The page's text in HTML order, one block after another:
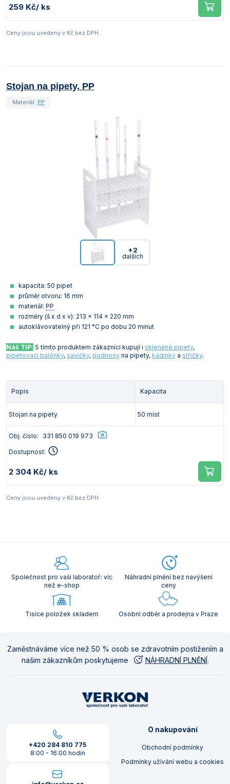
259 Kč/ ks
Ceny jsou uvedeny v Kč bez DPH.
Stojan na pipety, PP
+2
dalších
Materiál: PP
kapacita: 50 pipet
průměr otvoru: 16 mm
materiál: PP
rozměry (š x d x v): 213 x 114 x 220 mm
autoklávovatelný při 121 °C po dobu 20 minut
Náš TIP: S tímto produktem zákazníci kupují i skleněné pipety,
pipetovací balónky, savičky, podnosy na pipety, kádinky a střičky.
Popis Kapacita
Stojan na pipety 50 míst
Obj. číslo: 331 850 019 973
Dostupnost:
2 304 Kč/ ks
Ceny jsou uvedeny v Kč bez DPH.
Společnost pro vaši laboratoř: víc
než e-shop
Náhradní plnění bez navýšení
ceny
Tisíce položek skladem Osobní odběr a prodejna v Praze
Zaměstnáváme více než 50 % osob se zdravotním postižením a
našim zákazníkům poskytujeme
NÁHRADNÍ PLNĚNÍ.
+420 284 810 775
8:00 - 16:00 hodin
O nakupování
Obchodní podmínky
Podmínky užívání webu a cookies